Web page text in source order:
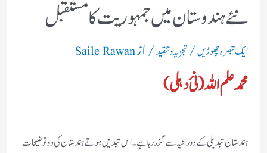
نئے ہندوستان میں جمہوریت کا مستقبل
ایک تبصرہ چھوڑیں/تجزیہ و تنقید/ ازSaile Rawan
محمد علم اللہ (نئ دہلی)
ہندستان تبدیلی کے دورانیہ سے گزررہاہے۔اس تبدیل ہوتے ہندستان کی دو توضیحات